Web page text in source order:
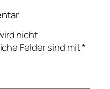
nicht
Felder sind mit*